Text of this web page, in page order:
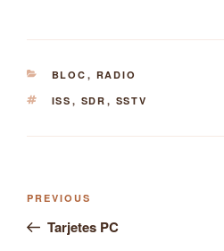
CATEGORIES
BLOC , RADIO
TAGS
ISS , SDR , SSTV
Previous
Post
PREVIOUS
Tarjetes PC